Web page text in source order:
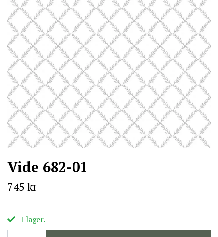
Vide 682-01
745 kr
I lager.